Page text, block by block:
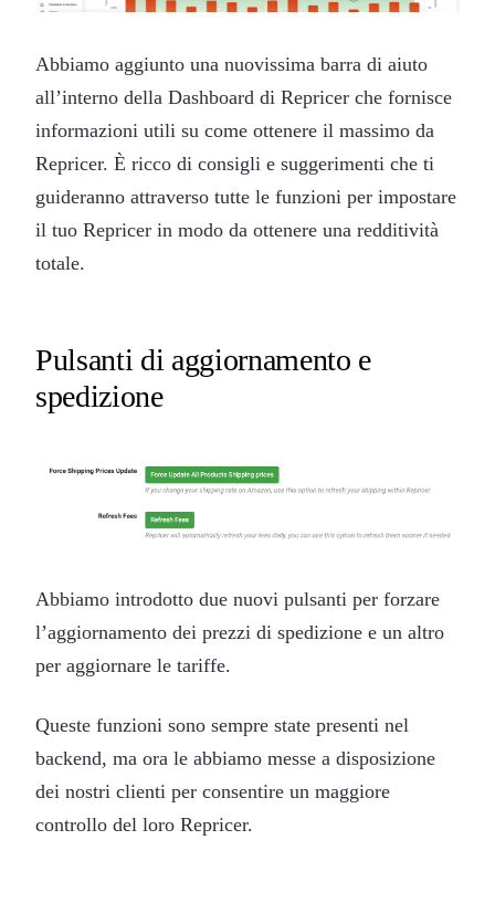
Abbiamo aggiunto una nuovissima barra di aiuto
all’interno della Dashboard di Repricer che fornisce
informazioni utili su come ottenere il massimo da
Repricer. È ricco di consigli e suggerimenti che ti
guideranno attraverso tutte le funzioni per impostare
il tuo Repricer in modo da ottenere una redditività
totale.
Pulsanti di aggiornamento e
spedizione
Abbiamo introdotto due nuovi pulsanti per forzare
l’aggiornamento dei prezzi di spedizione e un altro
per aggiornare le tariffe.
Queste funzioni sono sempre state presenti nel
backend, ma ora le abbiamo messe a disposizione
dei nostri clienti per consentire un maggiore
controllo del loro Repricer.